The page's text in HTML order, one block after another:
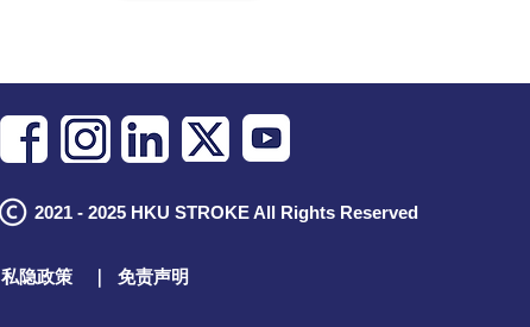
2021 - 2025 HKU STROKE All Rights Reserved
私隐政策 ｜ 免责声明